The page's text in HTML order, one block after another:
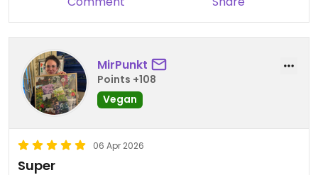
MirPunkt
Points +108
Vegan
06 Apr 2026
Super